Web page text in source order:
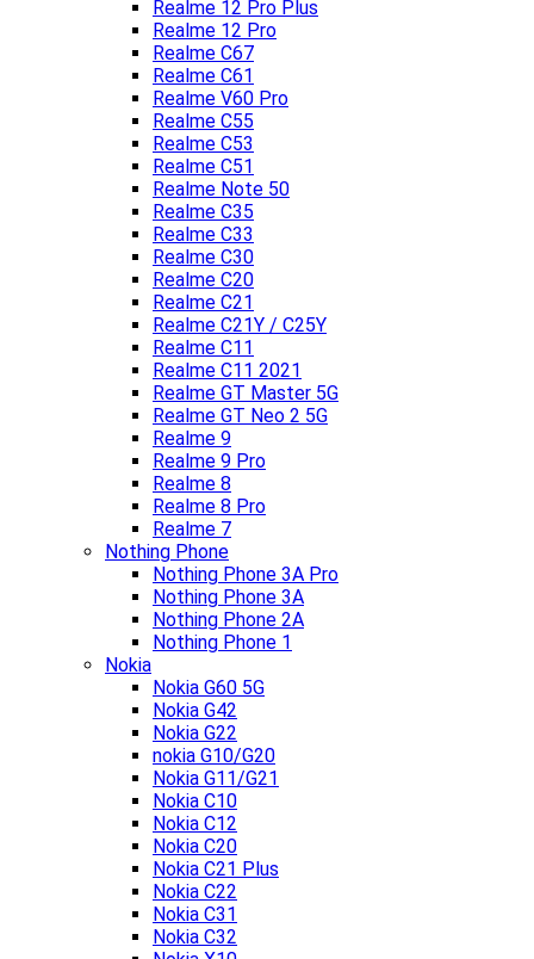
Realme 12 Pro Plus
Realme 12 Pro
Realme C67
Realme C61
Realme V60 Pro
Realme C55
Realme C53
Realme C51
Realme Note 50
Realme C35
Realme C33
Realme C30
Realme C20
Realme C21
Realme C21Y / C25Y
Realme C11
Realme C11 2021
Realme GT Master 5G
Realme GT Neo 2 5G
Realme 9
Realme 9 Pro
Realme 8
Realme 8 Pro
Realme 7
Nothing Phone
Nothing Phone 3A Pro
Nothing Phone 3A
Nothing Phone 2A
Nothing Phone 1
Nokia
Nokia G60 5G
Nokia G42
Nokia G22
nokia G10/G20
Nokia G11/G21
Nokia C10
Nokia C12
Nokia C20
Nokia C21 Plus
Nokia C22
Nokia C31
Nokia C32